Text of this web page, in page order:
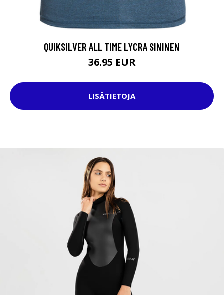
QUIKSILVER ALL TIME LYCRA SININEN
36.95 EUR
LISÄTIETOJA